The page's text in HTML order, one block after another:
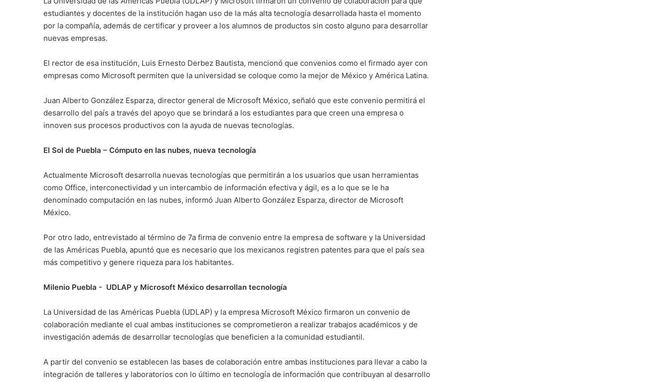
estudiantes y docentes de la institución hagan uso de la más alta tecnología desarrollada hasta el momento
por la compañía, además de certificar y proveer a los alumnos de productos sin costo alguno para desarrollar
nuevas empresas.
El rector de esa institución, Luis Ernesto Derbez Bautista, mencionó que convenios como el firmado ayer con
empresas como Microsoft permiten que la universidad se coloque como la mejor de México y América Latina.
Juan Alberto González Esparza, director general de Microsoft México, señaló que este convenio permitirá el
desarrollo del país a través del apoyo que se brindará a los estudiantes para que creen una empresa o
innoven sus procesos productivos con la ayuda de nuevas tecnologías.
El Sol de Puebla – Cómputo en las nubes, nueva tecnología
Actualmente Microsoft desarrolla nuevas tecnologías que permitirán a los usuarios que usan herramientas
como Office, interconectividad y un intercambio de información efectiva y ágil, es a lo que se le ha
denominado computación en las nubes, informó Juan Alberto González Esparza, director de Microsoft
México.
Por otro lado, entrevistado al término de 7a firma de convenio entre la empresa de software y la Universidad
de las Américas Puebla, apuntó que es necesario que los mexicanos registren patentes para que el país sea
más competitivo y genere riqueza para los habitantes.
Milenio Puebla - UDLAP y Microsoft México desarrollan tecnología
La Universidad de las Américas Puebla (UDLAP) y la empresa Microsoft México firmaron un convenio de
colaboración mediante el cual ambas instituciones se comprometieron a realizar trabajos académicos y de
investigación además de desarrollar tecnologías que beneficien a la comunidad estudiantil.
A partir del convenio se establecen las bases de colaboración entre ambas instituciones para llevar a cabo la
integración de talleres y laboratorios con lo último en tecnología de información que contribuyan al desarrollo